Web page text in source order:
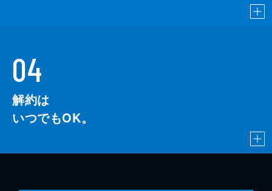
04
解約は
いつでもOK。